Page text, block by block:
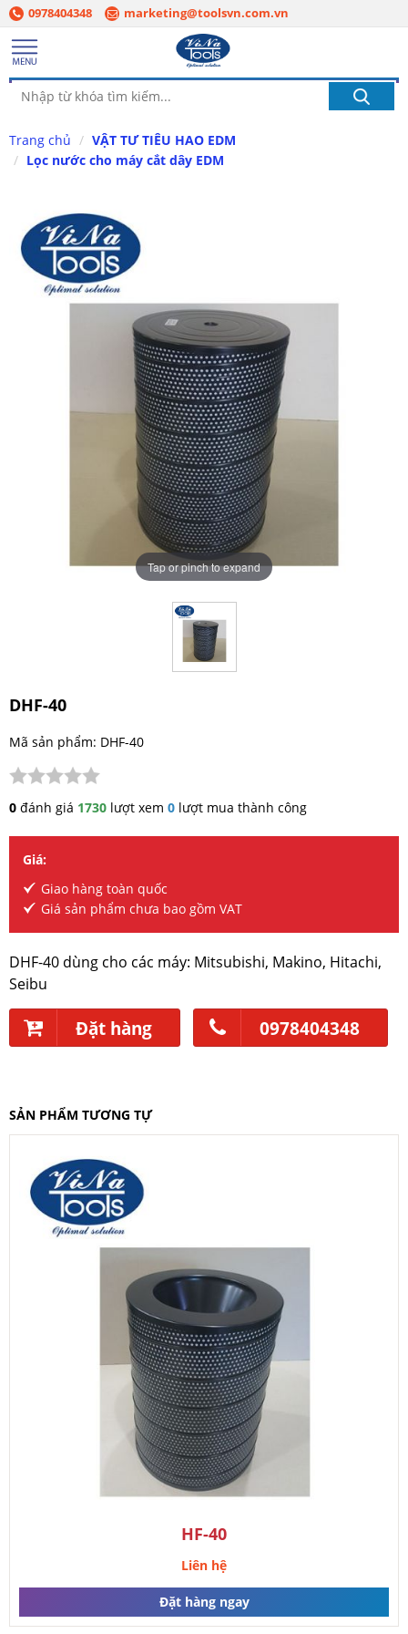
0978404348 marketing@toolsvn.com.vn
Trang chủ
VẬT TƯ TIÊU HAO EDM
Lọc nước cho máy cắt dây EDM
Tap or pinch to expand
DHF-40
Mã sản phẩm: DHF-40
0 đánh giá 1730 lượt xem 0 lượt mua thành công
Giá:
Giao hàng toàn quốc
Giá sản phẩm chưa bao gồm VAT
DHF-40 dùng cho các máy: Mitsubishi, Makino, Hitachi,
Seibu
Đặt hàng 0978404348
SẢN PHẨM TƯƠNG TỰ
HF-40
Liên hệ
Đặt hàng ngay